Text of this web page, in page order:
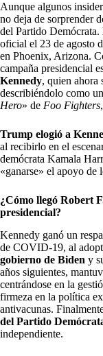
Aunque algunos
no deja de sorprender
del Partido Demócrata.
oficial el 23 de agosto
en Phoenix, Arizona.
campaña presidencial
Kennedy, quien ahora
describiéndolo como
Hero» de Foo Fighters
Trump elogió a
al recibirlo en el
demócrata Kamala
«ganarse» el apoyo de
¿Cómo llegó Robert
presidencial?
Kennedy ganó un
de COVID-19, al
gobierno de Biden y
años siguientes,
centrándose en la
firmeza en la política
antivacunas.
del Partido
independiente.